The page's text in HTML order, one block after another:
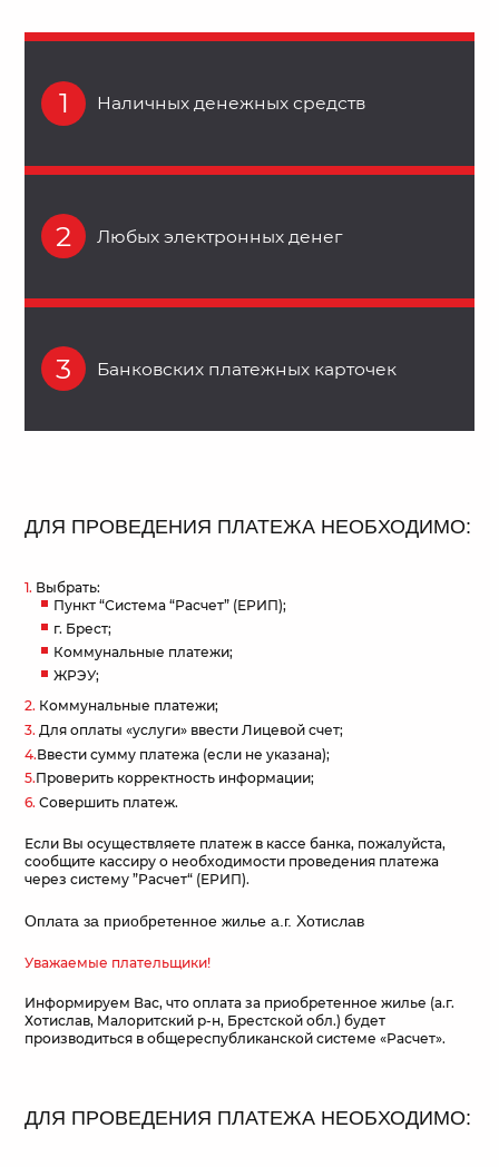
1 Наличных денежных средств
2 Любых электронных денег
3 Банковских платежных карточек
ДЛЯ ПРОВЕДЕНИЯ ПЛАТЕЖА НЕОБХОДИМО:
1. Выбрать:
Пункт “Система “Расчет” (ЕРИП);
г. Брест;
Коммунальные платежи;
ЖРЭУ;
2. Коммунальные платежи;
3. Для оплаты «услуги» ввести Лицевой счет;
4.Ввести сумму платежа (если не указана);
5.Проверить корректность информации;
6. Совершить платеж.
Если Вы осуществляете платеж в кассе банка, пожалуйста,
сообщите кассиру о необходимости проведения платежа
через систему ”Расчет“ (ЕРИП).
Оплата за приобретенное жилье а.г. Хотислав
Уважаемые плательщики!
Информируем Вас, что оплата за приобретенное жилье (а.г.
Хотислав, Малоритский р-н, Брестской обл.) будет
производиться в общереспубликанской системе «Расчет».
ДЛЯ ПРОВЕДЕНИЯ ПЛАТЕЖА НЕОБХОДИМО: